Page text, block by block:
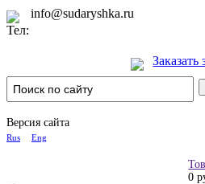
info@sudaryshka.ru
Заказать
Версия сайта
Rus Eng
0